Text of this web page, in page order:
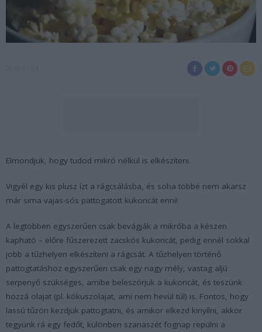
Elmondjuk, hogy tudod mikró nélkül is elkészíteni.
Vigyél egy kis plusz ízt a rágcsálásba, és soha többé nem akarsz
már sima vajas-sós pattogatott kukoricát enni!
A legtöbben egyszerűen csak bevágják a mikróba a készen
kapható – előre fűszerezett zacskós kukoricát, pedig ennél sokkal
jobb a tűzhelyen elkészíteni a rágcsát. A tűzhelyen történő
pattogtatáshoz egyszerűen csak egy nagy mély, vastag aljú
serpenyő szükséges, amibe beleszórjuk a kukoricát, és teszünk
hozzá olajat (pl. kókuszolajat, ami nem hevül túl) is. Fontos, hogy
lassú tűzön kezdjük pattogtatni, és amikor elkezd kinyílni, akkor
tegyünk rá egy fedőt, különben szanaszét fognap repülni a